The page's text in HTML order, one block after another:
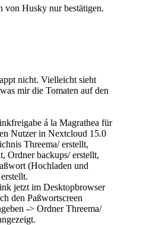
von Husky nur bestätigen.
nicht. Vielleicht sieht
mir die Tomaten auf den
á la Magrathea für
Nutzer in Nextcloud 15.0
Threema/ erstellt,
Ordner backups/ erstellt,
(Hochladen und
jetzt im Desktopbrowser
den Paßwortscreen
-> Ordner Threema/